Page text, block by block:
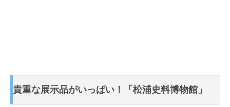
貴重な展示品がいっぱい！「松浦史料博物館」